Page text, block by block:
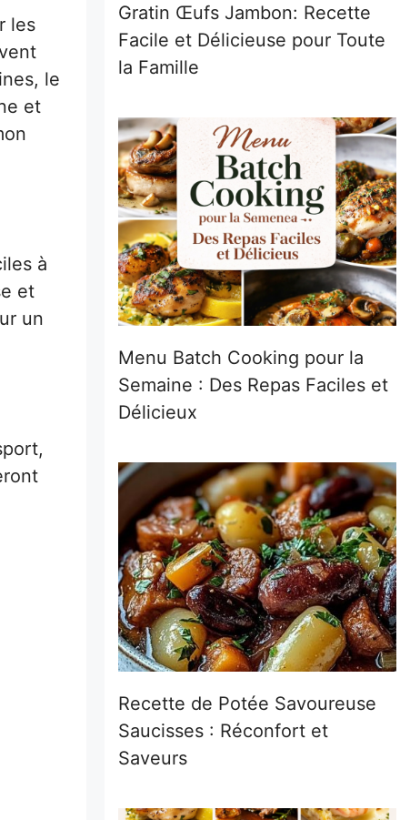
les
le
et
à
et
un
Gratin Œufs Jambon: Recette
Facile et Délicieuse pour Toute
la Famille
Menu Batch Cooking pour la
Semaine : Des Repas Faciles et
Délicieux
Recette de Potée Savoureuse
Saucisses : Réconfort et
Saveurs